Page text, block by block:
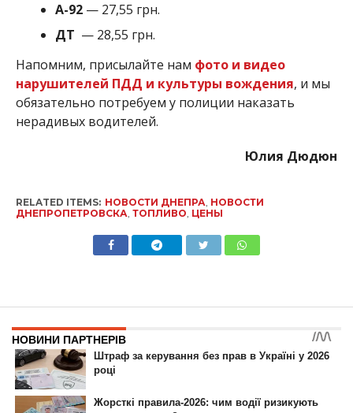
A-92— 27,55 грн.
ДТ — 28,55 грн.
Напомним, присылайте нам фото и видео
нарушителей ПДД и культуры вождения, и мы
обязательно потребуем у полиции наказать
нерадивых водителей.
Юлия Дюдюн
RELATED ITEMS: НОВОСТИ ДНЕПРА, НОВОСТИ
ДНЕПРОПЕТРОВСКА, ТОПЛИВО, ЦЕНЫ